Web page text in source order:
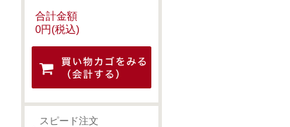
合計金額
0円(税込)
スピード注文